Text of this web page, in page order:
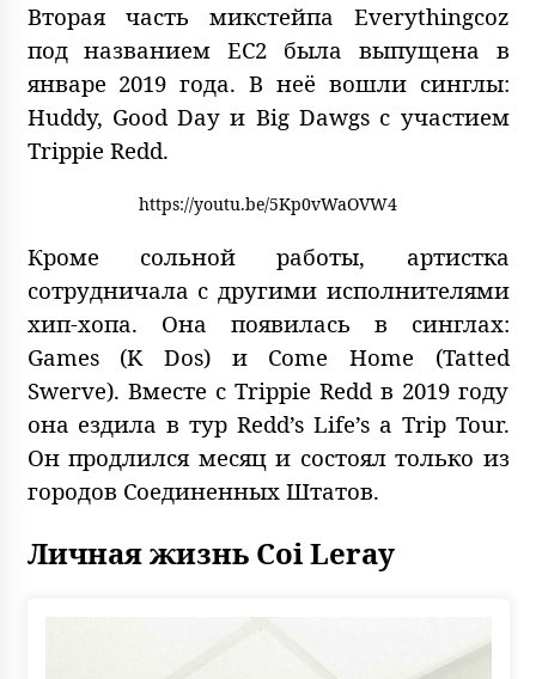
Вторая часть микстейпа Everythingcoz
под названием EC2 была выпущена в
январе 2019 года. В неё вошли синглы:
Huddy, Good Day и Big Dawgs с участием
Trippie Redd.
https://youtu.be/5Kp0vWaOVW4
Кроме сольной работы, артистка
сотрудничала с другими исполнителями
хип-хопа. Она появилась в синглах:
Games (K Dos) и Come Home (Tatted
Swerve). Вместе с Trippie Redd в 2019 году
она ездила в тур Redd’s Life’s a Trip Tour.
Он продлился месяц и состоял только из
городов Соединенных Штатов.
Личная жизнь Coi Leray